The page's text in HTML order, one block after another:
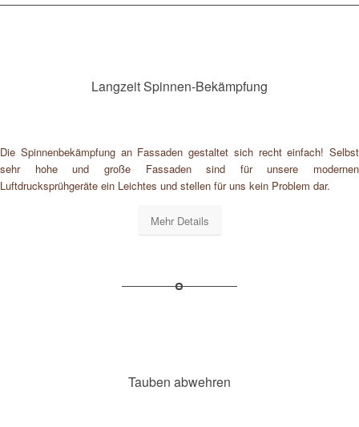
Langzeit Spinnen-Bekämpfung
Die Spinnenbekämpfung an Fassaden gestaltet sich recht einfach! Selbst
sehr hohe und große Fassaden sind für unsere modernen
Luftdrucksprühgeräte ein Leichtes und stellen für uns kein Problem dar.
Mehr Details
Tauben abwehren